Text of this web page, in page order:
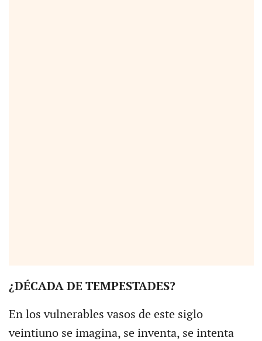
¿DÉCADA DE TEMPESTADES?
En los vulnerables vasos de este siglo
veintiuno se imagina, se inventa, se intenta